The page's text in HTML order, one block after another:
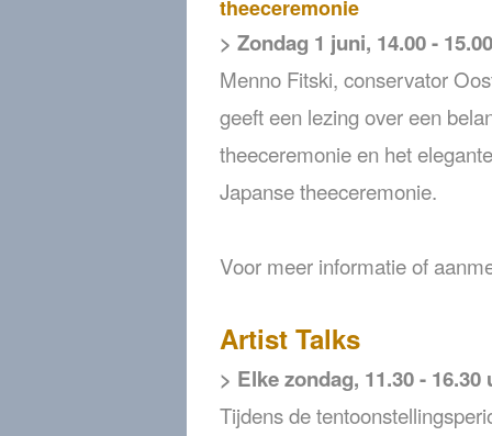
theeceremonie
> Zondag 1 juni, 14.00 -
Menno Fitski, conservator
geeft een lezing over een
theeceremonie en het
Japanse theeceremonie.
Voor meer informatie of
Artist Talks
> Elke zondag, 11.30 -
Tijdens de